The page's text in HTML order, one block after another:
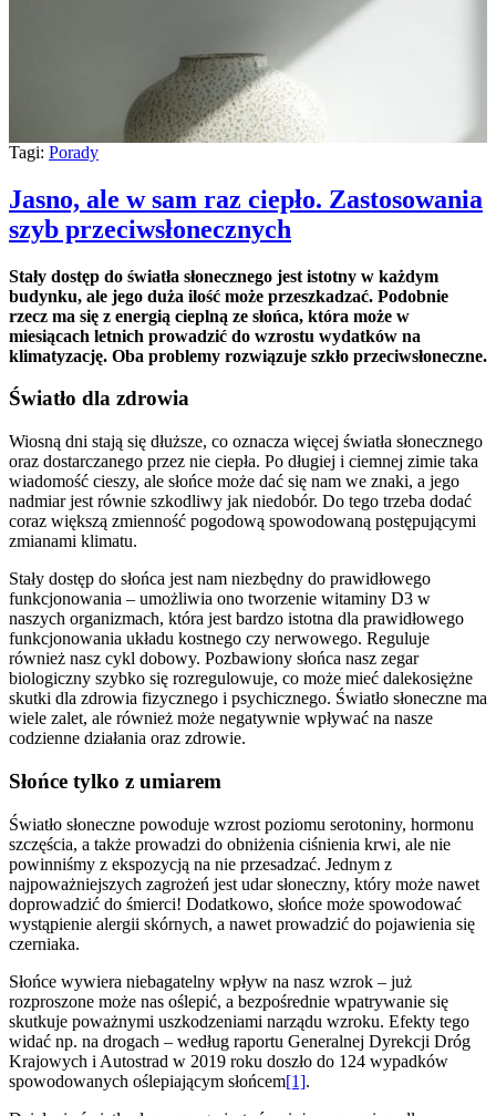
Tagi: Porady
Jasno, ale w sam raz ciepło. Zastosowania
szyb przeciwsłonecznych
Stały dostęp do światła słonecznego jest istotny w każdym
budynku, ale jego duża ilość może przeszkadzać. Podobnie
rzecz ma się z energią cieplną ze słońca, która może w
miesiącach letnich prowadzić do wzrostu wydatków na
klimatyzację. Oba problemy rozwiązuje szkło przeciwsłoneczne.
Światło dla zdrowia
Wiosną dni stają się dłuższe, co oznacza więcej światła słonecznego
oraz dostarczanego przez nie ciepła. Po długiej i ciemnej zimie taka
wiadomość cieszy, ale słońce może dać się nam we znaki, a jego
nadmiar jest równie szkodliwy jak niedobór. Do tego trzeba dodać
coraz większą zmienność pogodową spowodowaną postępującymi
zmianami klimatu.
Stały dostęp do słońca jest nam niezbędny do prawidłowego
funkcjonowania – umożliwia ono tworzenie witaminy D3 w
naszych organizmach, która jest bardzo istotna dla prawidłowego
funkcjonowania układu kostnego czy nerwowego. Reguluje
również nasz cykl dobowy. Pozbawiony słońca nasz zegar
biologiczny szybko się rozregulowuje, co może mieć dalekosiężne
skutki dla zdrowia fizycznego i psychicznego. Światło słoneczne ma
wiele zalet, ale również może negatywnie wpływać na nasze
codzienne działania oraz zdrowie.
Słońce tylko z umiarem
Światło słoneczne powoduje wzrost poziomu serotoniny, hormonu
szczęścia, a także prowadzi do obniżenia ciśnienia krwi, ale nie
powinniśmy z ekspozycją na nie przesadzać. Jednym z
najpoważniejszych zagrożeń jest udar słoneczny, który może nawet
doprowadzić do śmierci! Dodatkowo, słońce może spowodować
wystąpienie alergii skórnych, a nawet prowadzić do pojawienia się
czerniaka.
Słońce wywiera niebagatelny wpływ na nasz wzrok – już
rozproszone może nas oślepić, a bezpośrednie wpatrywanie się
skutkuje poważnymi uszkodzeniami narządu wzroku. Efekty tego
widać np. na drogach – według raportu Generalnej Dyrekcji Dróg
Krajowych i Autostrad w 2019 roku doszło do 124 wypadków
spowodowanych oślepiającym słońcem[1].